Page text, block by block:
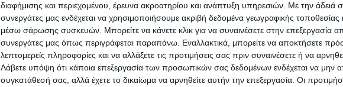
διαφήμισης και περιεχομένου, έρευνα ακροατηρίου και ανάπτυξη υπηρεσιών. Με την άδειά
συνεργάτες μας ενδέχεται να χρησιμοποιήσουμε ακριβή δεδομένα γεωγραφικής τοποθεσίας
μέσω σάρωσης συσκευών. Μπορείτε να κάνετε κλικ για να συναινέσετε στην επεξεργασία
συνεργάτες μας όπως περιγράφεται παραπάνω. Εναλλακτικά, μπορείτε να αποκτήσετε
λεπτομερείς πληροφορίες και να αλλάξετε τις προτιμήσεις σας πριν συναινέσετε ή να
Λάβετε υπόψη ότι κάποια επεξεργασία των προσωπικών σας δεδομένων ενδέχεται να μην
συγκατάθεσή σας, αλλά έχετε το δικαίωμα να αρνηθείτε αυτήν την επεξεργασία. Οι
20 κρούσματα στην Π.Ε Ημαθίας
62 κρούσματα στην ΠΕ Ηρακλείου
5 κρούσματα στην Π.Ε. Θάσου